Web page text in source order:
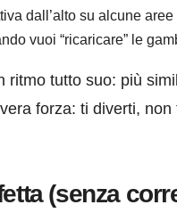
dall’alto su alcune
vuoi “ricaricare” le
tutto suo: più
forza: ti diverti,
(senza